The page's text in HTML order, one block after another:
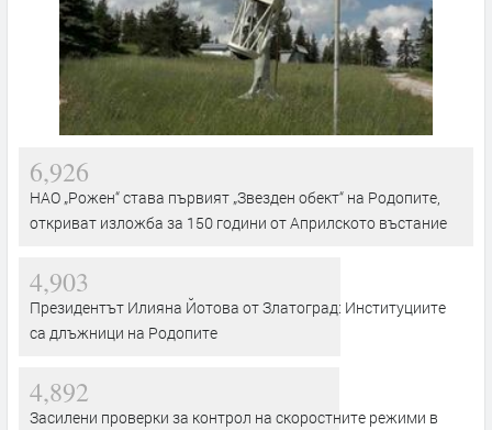
6,926
НАО „Рожен“ става първият „Звезден обект“ на Родопите,
откриват изложба за 150 години от Априлското въстание
4,903
Президентът Илияна Йотова от Златоград: Институциите
са длъжници на Родопите
4,892
Засилени проверки за контрол на скоростните режими в